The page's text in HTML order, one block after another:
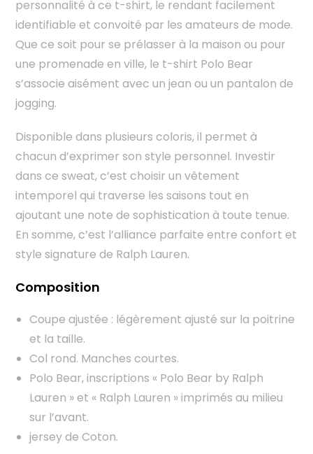
personnalité à ce t-shirt, le rendant facilement
identifiable et convoité par les amateurs de mode.
Que ce soit pour se prélasser à la maison ou pour
une promenade en ville, le t-shirt Polo Bear
s’associe aisément avec un jean ou un pantalon de
jogging.
Disponible dans plusieurs coloris, il permet à
chacun d’exprimer son style personnel. Investir
dans ce sweat, c’est choisir un vêtement
intemporel qui traverse les saisons tout en
ajoutant une note de sophistication à toute tenue.
En somme, c’est l’alliance parfaite entre confort et
style signature de Ralph Lauren.
Composition
Coupe ajustée : légèrement ajusté sur la poitrine
et la taille.
Col rond. Manches courtes.
Polo Bear, inscriptions « Polo Bear by Ralph
Lauren » et « Ralph Lauren » imprimés au milieu
sur l’avant.
jersey de Coton.